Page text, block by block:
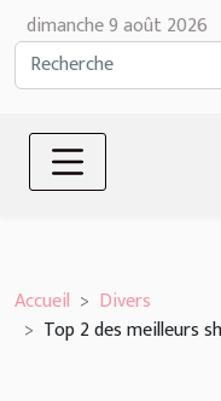
dimanche 9 août 2026
Accueil
Divers
Top 2 des meilleurs